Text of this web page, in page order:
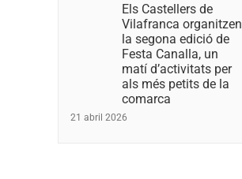
Els Castellers de
Vilafranca organitzen
la segona edició de
Festa Canalla, un
matí d’activitats per
als més petits de la
comarca
21 abril 2026